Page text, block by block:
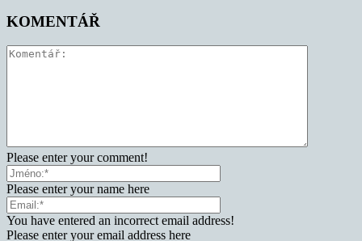
KOMENTÁŘ
Please enter your comment!
Please enter your name here
You have entered an incorrect email address!
Please enter your email address here